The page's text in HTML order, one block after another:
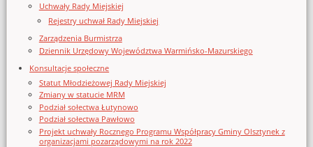
Uchwały Rady Miejskiej
Rejestry uchwał Rady Miejskiej
Zarządzenia Burmistrza
Dziennik Urzędowy Województwa Warmińsko-Mazurskiego
Konsultacje społeczne
Statut Młodzieżowej Rady Miejskiej
Zmiany w statucie MRM
Podział sołectwa Łutynowo
Podział sołectwa Pawłowo
Projekt uchwały Rocznego Programu Współpracy Gminy Olsztynek z
organizacjami pozarządowymi na rok 2022